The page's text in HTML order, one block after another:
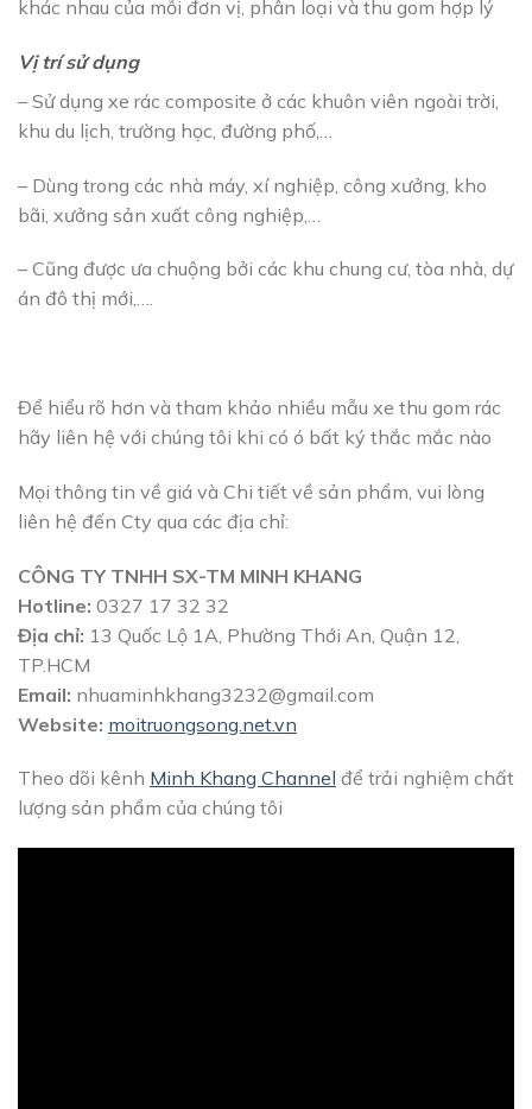
khác nhau của mỗi đơn vị, phân loại và thu gom hợp lý
Vị trí sử dụng
– Sử dụng xe rác composite ở các khuôn viên ngoài trời,
khu du lịch, trường học, đường phố,…
– Dùng trong các nhà máy, xí nghiệp, công xưởng, kho
bãi, xưởng sản xuất công nghiệp,…
– Cũng được ưa chuộng bởi các khu chung cư, tòa nhà, dự
án đô thị mới,….
Để hiểu rõ hơn và tham khảo nhiều mẫu xe thu gom rác
hãy liên hệ với chúng tôi khi có ó bất ký thắc mắc nào
Mọi thông tin về giá và Chi tiết về sản phẩm, vui lòng
liên hệ đến Cty qua các địa chỉ:
CÔNG TY TNHH SX-TM MINH KHANG
Hotline: 0327 17 32 32
Địa chỉ: 13 Quốc Lộ 1A, Phường Thới An, Quận 12,
TP.HCM
Email: nhuaminhkhang3232@gmail.com
Website: moitruongsong.net.vn
Theo dõi kênh Minh Khang Channel để trải nghiệm chất
lượng sản phẩm của chúng tôi